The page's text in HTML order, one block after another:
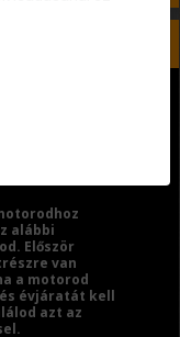
alábbi
Először
van
a motorod
évjáratát kell
azt az